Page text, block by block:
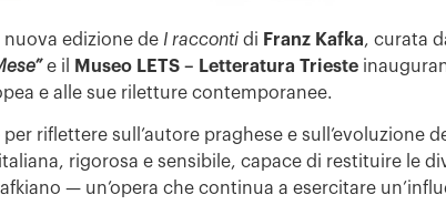
nuova edizione de I racconti di Franz Kafka, curata
e il Museo LETS – Letteratura Trieste
e alle sue riletture contemporanee.
per riflettere sull’autore praghese e sull’evoluzione
rigorosa e sensibile, capace di restituire le
— un’opera che continua a esercitare